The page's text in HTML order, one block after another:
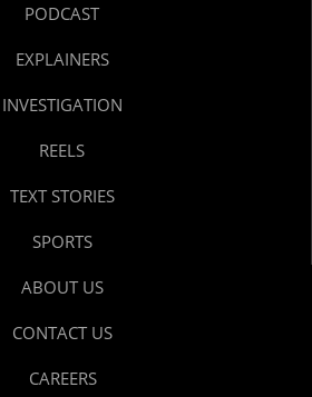
PODCAST
EXPLAINERS
INVESTIGATION
REELS
TEXT STORIES
SPORTS
ABOUT US
CONTACT US
CAREERS